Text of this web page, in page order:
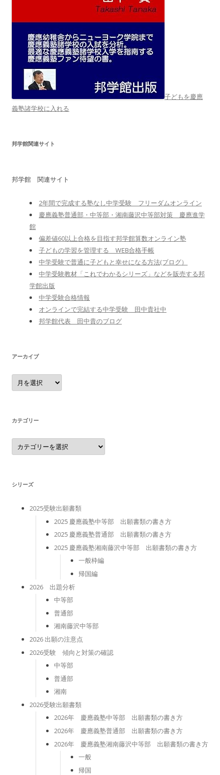
子どもを慶應
義塾諸学校に入れる
邦学館関連サイト
邦学館 関連サイト
2年間で完成する塾なし中学受験 フリーダムオンライン
慶應義塾普通部・中等部・湘南藤沢中等部対策 慶應進学
館
偏差値60以上合格を目指す邦学館算数オンライン塾
子どもの学習を管理する WEB合格手帳
中学受験で普通に子どもと幸せになる方法(ブログ）
中学受験教材「これでわかるシリーズ」などを販売する邦
学館出版
中学受験合格情報
オンラインで完結する中学受験 田中貴社中
邦学館代表 田中貴のブログ
アーカイブ
ア
ー
カ
カテゴリー
カ
テ
ゴ
シリーズ
2025受験出願書類
2025 慶應義塾中等部 出願書類の書き方
2025 慶應義塾普通部 出願書類の書き方
2025 慶應義塾湘南藤沢中等部 出願書類の書き方
一般枠編
帰国編
2026 出題分析
中等部
普通部
湘南藤沢中等部
2026 出願の注意点
2026受験 傾向と対策の確認
中等部
普通部
湘南
2026受験出願書類
2026年 慶應義塾中等部 出願書類の書き方
2026年 慶應義塾普通部 出願書類の書き方
2026年 慶應義塾湘南藤沢中等部 出願書類の書き方
一般
帰国